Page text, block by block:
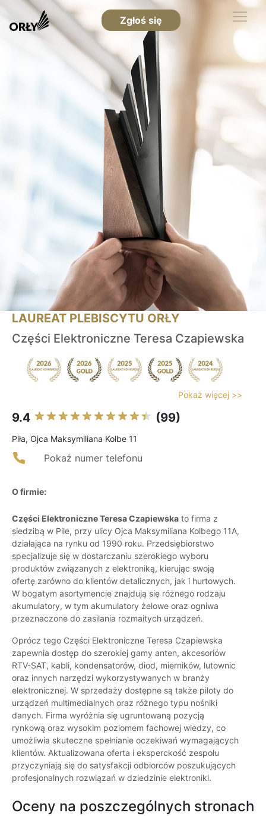
Zgłoś się
LAUREAT PLEBISCYTU ORŁY
Części Elektroniczne Teresa Czapiewska
Pokaż więcej >>
9.4 (99)
Piła, Ojca Maksymiliana Kolbe 11
Pokaż numer telefonu
O firmie:
Części Elektroniczne Teresa Czapiewska to firma z
siedzibą w Pile, przy ulicy Ojca Maksymiliana Kolbego 11A,
działająca na rynku od 1990 roku. Przedsiębiorstwo
specjalizuje się w dostarczaniu szerokiego wyboru
produktów związanych z elektroniką, kierując swoją
ofertę zarówno do klientów detalicznych, jak i hurtowych.
W bogatym asortymencie znajdują się różnego rodzaju
akumulatory, w tym akumulatory żelowe oraz ogniwa
przeznaczone do zasilania rozmaitych urządzeń.
Oprócz tego Części Elektroniczne Teresa Czapiewska
zapewnia dostęp do szerokiej gamy anten, akcesoriów
RTV-SAT, kabli, kondensatorów, diod, mierników, lutownic
oraz innych narzędzi wykorzystywanych w branży
elektronicznej. W sprzedaży dostępne są także piloty do
urządzeń multimedialnych oraz różnego typu nośniki
danych. Firma wyróżnia się ugruntowaną pozycją
rynkową oraz wysokim poziomem fachowej wiedzy, co
umożliwia skuteczne spełnianie oczekiwań wymagających
klientów. Aktualizowana oferta i eksperckość zespołu
przyczyniają się do satysfakcji odbiorców poszukujących
profesjonalnych rozwiązań w dziedzinie elektroniki.
Oceny na poszczególnych stronach